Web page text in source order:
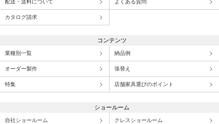
配送・送料について よくある質問
カタログ請求
コンテンツ
業種別一覧 納品例
オーダー製作 張替え
特集 店舗家具選びのポイント
ショールーム
自社ショールーム クレスショールーム